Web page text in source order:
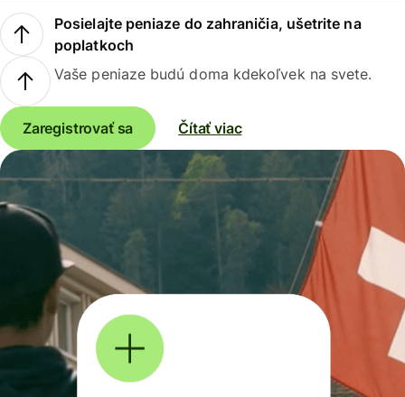
Posielajte peniaze do zahraničia, ušetrite na
poplatkoch
Vaše peniaze budú doma kdekoľvek na svete.
Zaregistrovať sa Čítať viac